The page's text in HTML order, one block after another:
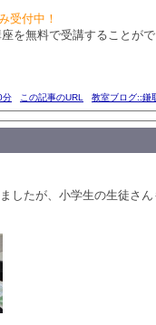
受付中！
を無料で受講することが
分 この記事のURL 教室ブログ::鎌
したが、小学生の生徒さん